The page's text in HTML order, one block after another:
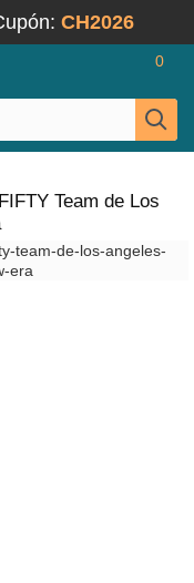
CH2026
0
Team de Los